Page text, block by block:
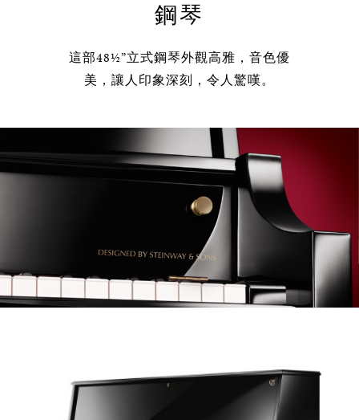
鋼琴
這部48½”立式鋼琴外觀高雅，音色優
美，讓人印象深刻，令人驚嘆。